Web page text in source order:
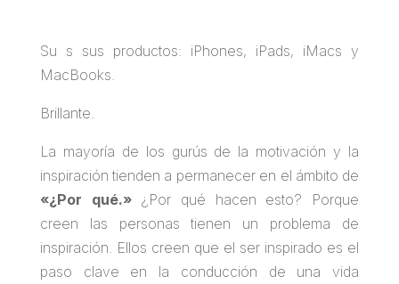
Su s sus productos: iPhones, iPads, iMacs y
MacBooks.
Brillante.
La mayoría de los gurús de la motivación y la
inspiración tienden a permanecer en el ámbito de
«¿Por qué.»¿Por qué hacen esto? Porque
creen las personas tienen un problema de
inspiración. Ellos creen que el ser inspirado es el
paso clave en la conducción de una vida